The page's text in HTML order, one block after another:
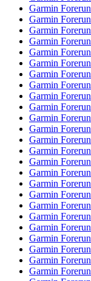
Garmin
Garmin
Garmin
Garmin
Garmin
Garmin
Garmin
Garmin
Garmin
Garmin
Garmin
Garmin
Garmin
Garmin
Garmin
Garmin
Garmin
Garmin
Garmin
Garmin
Garmin
Garmin
Garmin
Garmin
Garmin